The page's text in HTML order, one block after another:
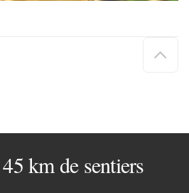
de
km de sentiers